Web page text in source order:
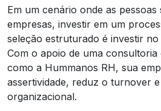
Em um cenário onde as
empresas, investir em um
seleção estruturado é investir
Com o apoio de uma consultoria
como a Hummanos RH, sua
assertividade, reduz o turnover
organizacional.